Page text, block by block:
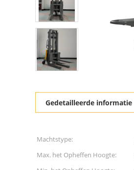
Gedetailleerde informatie
Machtstype:
Max. het Opheffen Hoogte: